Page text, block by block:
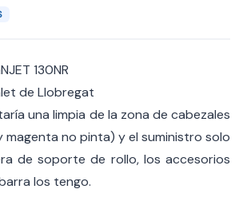
130NR
de Llobregat
una limpia de la zona de cabezales
magenta no pinta) y el suministro solo
de soporte de rollo, los accesorios
los tengo.